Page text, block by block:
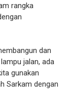
rangka
dan
jalan, ada
gunakan
Sarkam dengan